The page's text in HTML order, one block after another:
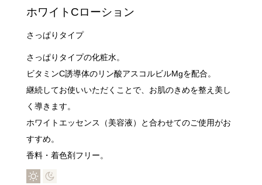
ホワイトCローション
さっぱりタイプ
さっぱりタイプの化粧水。
ビタミンC誘導体のリン酸アスコルビルMgを配合。
継続してお使いいただくことで、お肌のきめを整え美し
く導きます。
ホワイトエッセンス（美容液）と合わせてのご使用がお
すすめ。
香料・着色剤フリー。